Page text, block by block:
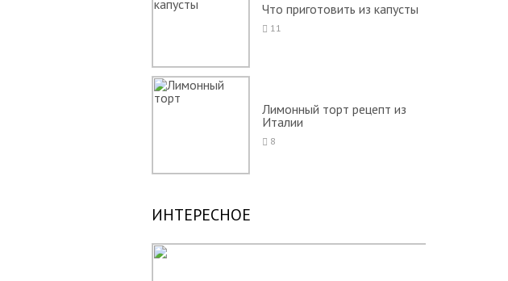
Что приготовить из капусты
11
Лимонный торт рецепт из
Италии
8
ИНТЕРЕСНОЕ